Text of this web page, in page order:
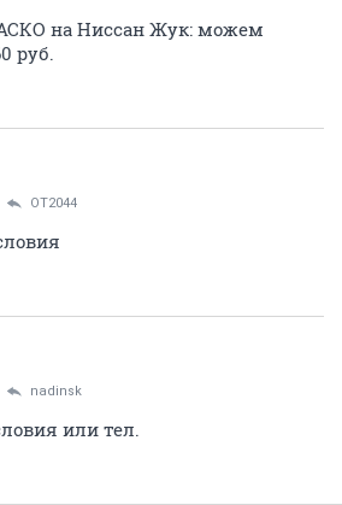
на Ниссан Жук: можем
руб.
OT2044
nadinsk
или тел.